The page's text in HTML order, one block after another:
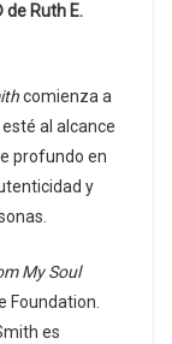
Ruth E.
comienza a
al alcance
profundo en
y
My Soul
Foundation.
es